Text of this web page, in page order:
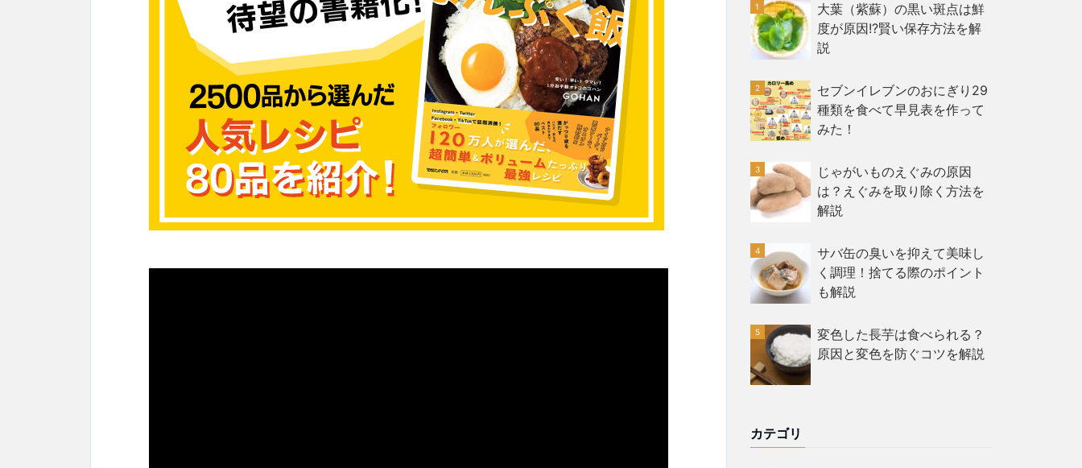
大葉（紫蘇）の黒い斑点は鮮
度が原因!?賢い保存方法を解
説
セブンイレブンのおにぎり29
種類を食べて早見表を作って
みた！
じゃがいものえぐみの原因
は？えぐみを取り除く方法を
解説
サバ缶の臭いを抑えて美味し
く調理！捨てる際のポイント
も解説
変色した長芋は食べられる？
原因と変色を防ぐコツを解説
カテゴリ